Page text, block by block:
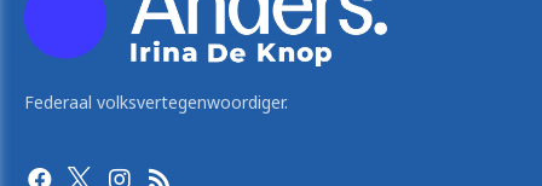
Federaal volksvertegenwoordiger.